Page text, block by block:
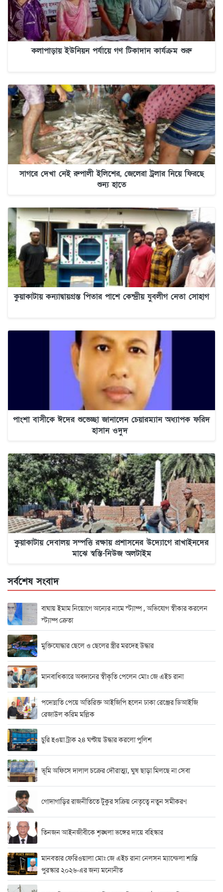
কলাপাড়ায় ইউনিয়ন পর্যায়ে গণ টিকাদান কার্যক্রম শুরু
সাগরে দেখা নেই রুপালী ইলিশের, জেলেরা ট্রলার নিয়ে ফিরছে
শুন্য হাতে
কুয়াকাটায় কন্যাদ্বায়গ্রস্ত পিতার পাশে কেন্দ্রীয় যুবলীগ নেতা সোহাগ
পাংশা বাসীকে ঈদের শুভেচ্ছা জানালেন চেয়ারম্যান অধ্যাপক ফরিদ
হাসান ওদুদ
কুয়াকাটায় দেবালয় সম্পত্তি রক্ষায় প্রশাসনের উদ্যোগে রাখাইনদের
মাঝে স্বস্তি-নিউজ অলটাইম
সর্বশেষ সংবাদ
বাঘায় ইমাম নিয়োগে অন্যের নামে স্ট্যাম্প , অভিযোগ স্বীকার করলেন
স্ট্যাম্প ক্রেতা
মুক্তিযোদ্ধার ছেলে ও ছেলের স্ত্রীর মরদেহ উদ্ধার
মানবাধিকারে অবদানের স্বীকৃতি পেলেন মোঃ জে এইচ রানা
পদোন্নতি পেয়ে অতিরিক্ত আইজিপি হলেন ঢাকা রেঞ্জের ডিআইজি
রেজাউল করিম মল্লিক
চুরি হওয়া ট্রাক ২৪ ঘণ্টায় উদ্ধার করলো পুলিশ
ভূমি অফিসে দালাল চক্রের দৌরাত্ম্য, ঘুষ ছাড়া মিলছে না সেবা
গোদাগাড়ির রাজনীতিতে টুকুর সক্রিয় নেতৃত্বে নতুন সমীকরণ
তিনজন আইনজীবীকে শৃঙ্খলা ভঙ্গের দায়ে বহিস্কার
মানবতার ফেরিওয়ালা মোঃ জে এইচ রানা নেলসন ম্যান্ডেলা শান্তি
পুরস্কার ২০২৬-এর জন্য মনোনীত